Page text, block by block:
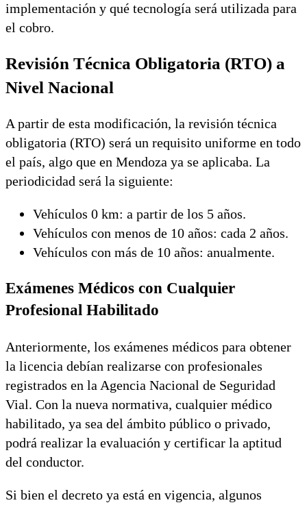
implementación y qué tecnología será utilizada para
el cobro.
Revisión Técnica Obligatoria (RTO) a
Nivel Nacional
A partir de esta modificación, la revisión técnica
obligatoria (RTO) será un requisito uniforme en todo
el país, algo que en Mendoza ya se aplicaba. La
periodicidad será la siguiente:
Vehículos 0 km: a partir de los 5 años.
Vehículos con menos de 10 años: cada 2 años.
Vehículos con más de 10 años: anualmente.
Exámenes Médicos con Cualquier
Profesional Habilitado
Anteriormente, los exámenes médicos para obtener
la licencia debían realizarse con profesionales
registrados en la Agencia Nacional de Seguridad
Vial. Con la nueva normativa, cualquier médico
habilitado, ya sea del ámbito público o privado,
podrá realizar la evaluación y certificar la aptitud
del conductor.
Si bien el decreto ya está en vigencia, algunos